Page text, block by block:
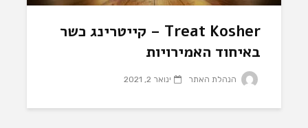
Treat Kosher – קייטרינג כשר
באיחוד האמירויות
הנהלת האתר ינואר 2, 2021